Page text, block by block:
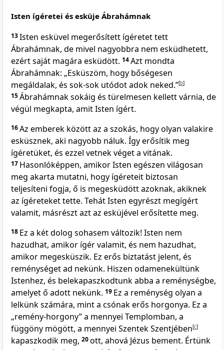
Isten ígéretei és esküje Ábrahámnak
13Isten esküvel megerősített ígéretet tett
Ábrahámnak, de mivel nagyobbra nem esküdhetett,
ezért saját magára esküdött. 14Azt mondta
Ábrahámnak: „Esküszöm, hogy bőségesen
megáldalak, és sok-sok utódot adok neked.”[b]
15Ábrahámnak sokáig és türelmesen kellett várnia, de
végül megkapta, amit Isten ígért.
16Az emberek között az a szokás, hogy olyan valakire
esküsznek, aki nagyobb náluk. Így erősítik meg
ígéretüket, és ezzel vetnek véget a vitának.
17 Hasonlóképpen, amikor Isten egészen világosan
meg akarta mutatni, hogy ígéreteit biztosan
teljesíteni fogja, ő is megesküdött azoknak, akiknek
az ígéreteket tette. Tehát Isten egyrészt megígért
valamit, másrészt azt az esküjével erősítette meg.
18 Ez a két dolog sohasem változik! Isten nem
hazudhat, amikor ígér valamit, és nem hazudhat,
amikor megesküszik. Ez erős biztatást jelent, és
reménységet ad nekünk. Hiszen odamenekültünk
Istenhez, és belekapaszkodtunk abba a reménységbe,
amelyet ő adott nekünk. 19 Ez a reménység olyan a
lelkünk számára, mint a csónak erős horgonya. Ez a
„remény-horgony” a mennyei Templomban, a
függöny mögött, a mennyei Szentek Szentjében[c]
kapaszkodik meg, 20ott, ahová Jézus bement. Értünk